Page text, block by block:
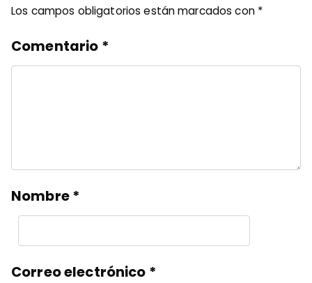
Los campos obligatorios están marcados con *
Comentario *
Nombre*
Correo electrónico *